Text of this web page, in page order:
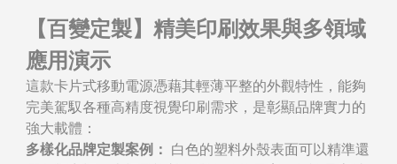
【百變定製】精美印刷效果與多領域
應用演示
這款卡片式移動電源憑藉其輕薄平整的外觀特性，能夠
完美駕馭各種高精度視覺印刷需求，是彰顯品牌實力的
強大載體：
多樣化品牌定製案例： 白色的塑料外殼表面可以精準還